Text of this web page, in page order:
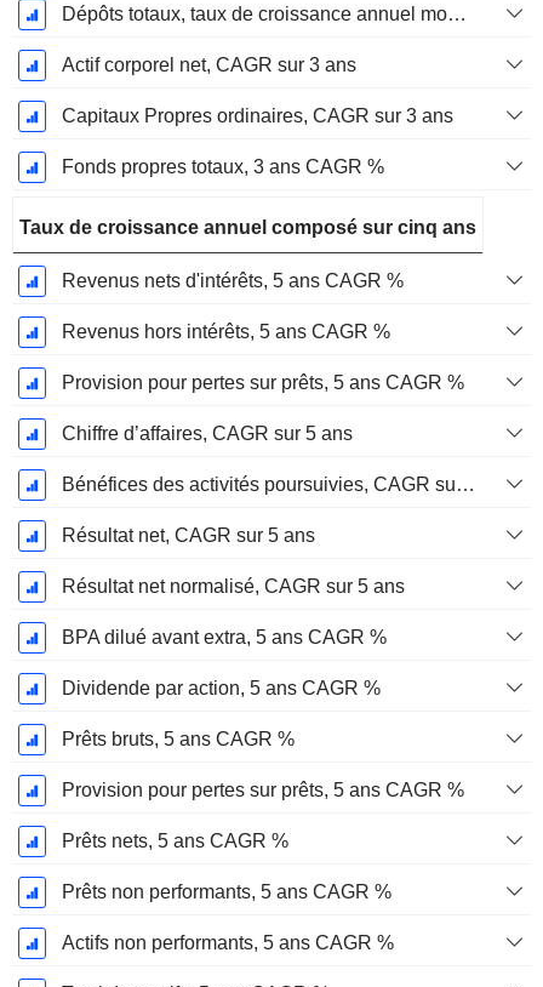
Dépôts totaux, taux de croissance annuel moyen sur 3 ans %.
Actif corporel net, CAGR sur 3 ans
Capitaux Propres ordinaires, CAGR sur 3 ans
Fonds propres totaux, 3 ans CAGR %
Taux de croissance annuel composé sur cinq ans
Revenus nets d'intérêts, 5 ans CAGR %
Revenus hors intérêts, 5 ans CAGR %
Provision pour pertes sur prêts, 5 ans CAGR %
Chiffre d’affaires, CAGR sur 5 ans
Bénéfices des activités poursuivies, CAGR sur 5 ans
Résultat net, CAGR sur 5 ans
Résultat net normalisé, CAGR sur 5 ans
BPA dilué avant extra, 5 ans CAGR %
Dividende par action, 5 ans CAGR %
Prêts bruts, 5 ans CAGR %
Provision pour pertes sur prêts, 5 ans CAGR %
Prêts nets, 5 ans CAGR %
Prêts non performants, 5 ans CAGR %
Actifs non performants, 5 ans CAGR %